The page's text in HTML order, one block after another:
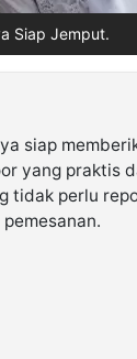
Siap Jemput.
siap
yang praktis
tidak perlu